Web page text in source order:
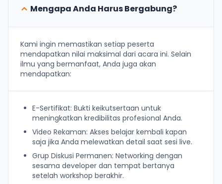
Mengapa Anda Harus Bergabung?
Kami ingin memastikan setiap peserta
mendapatkan nilai maksimal dari acara ini. Selain
ilmu yang bermanfaat, Anda juga akan
mendapatkan:
E-Sertifikat: Bukti keikutsertaan untuk
meningkatkan kredibilitas profesional Anda.
Video Rekaman: Akses belajar kembali kapan
saja jika Anda melewatkan detail saat sesi live.
Grup Diskusi Permanen: Networking dengan
sesama developer dan tempat bertanya
setelah workshop berakhir.